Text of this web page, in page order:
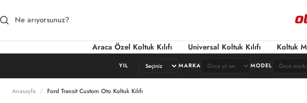
Araca Özel Koltuk Kılıfı Universal Koltuk Kılıfı Koltuk
YIL MARKA MODEL
Anasayfa Ford Transit Custom Oto Koltuk Kılıfı